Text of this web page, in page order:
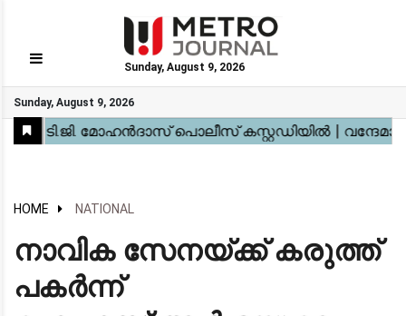
Sunday, August 9, 2026
Sunday, August 9, 2026
GO
Home
Kerala
National
Gulf
World
Sports
Movies
Health
Automobile
Travel
Education
Novel
Business
Technology
Webstory
HOME NATIONAL
നാവിക സേനയ്ക്ക് കരുത്ത്
പകർന്ന്